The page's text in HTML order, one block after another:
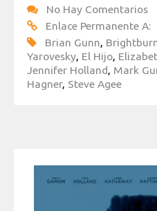
No Hay Comentarios
Enlace Permanente A:
Brian Gunn,
Yarovesky, El Hijo,
Jennifer Holland, Mark
Hagner, Steve Agee